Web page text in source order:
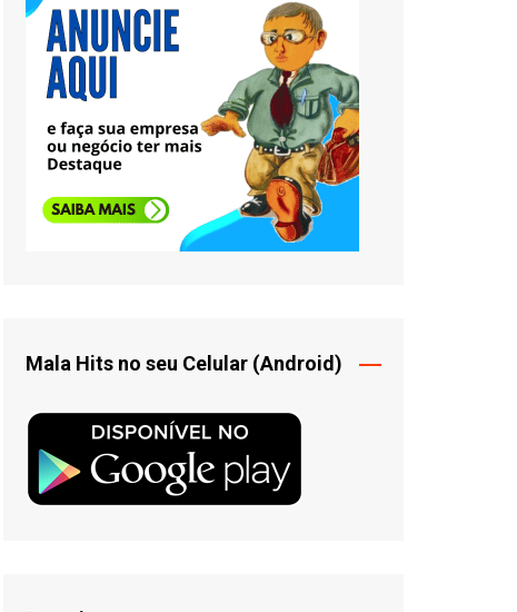
Mala Hits no seu Celular (Android)